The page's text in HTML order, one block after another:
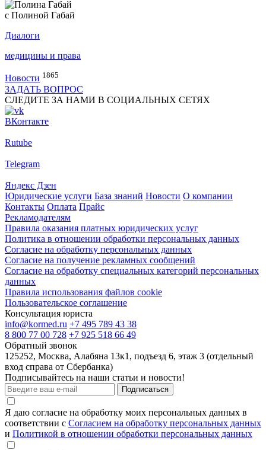
с Полиной Габай
Диалоги
медицины и права
Новости 1865
ЗАДАТЬ ВОПРОС
СЛЕДИТЕ ЗА НАМИ В СОЦИАЛЬНЫХ СЕТЯХ
ВКонтакте
Rutube
Telegram
Яндекс Дзен
Юридические услуги База знаний Новости О компании
Контакты Оплата Прайс
Рекламодателям
Правила оказания платных юридических услуг
Политика в отношении обработки персональных данных
Согласие на обработку персональных данных
Согласие на получение рекламных сообщений
Согласие на обработку специальных категорий персональных
данных
Правила использования файлов cookie
Пользовательское соглашение
Консультация юриста
info@kormed.ru +7 495 789 43 38
8 800 77 00 728 +7 925 518 66 49
Обратный звонок
125252, Москва, Алабяна 13к1, подъезд 6, этаж 3 (отдельный
вход справа от Сбербанка)
Подписывайтесь на наши статьи и новости!
Подписаться
Я даю согласие на обработку моих персональных данных в
соответствии с Согласием на обработку персональных данных
и Политикой в отношении обработки персональных данных